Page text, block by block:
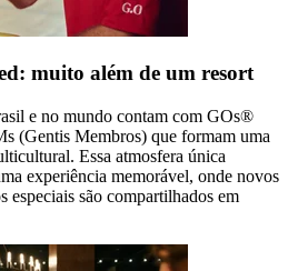
muito além de um resort
e no mundo contam com GOs®
(Gentis Membros) que formam uma
Essa atmosfera única
experiência memorável, onde novos
especiais são compartilhados em